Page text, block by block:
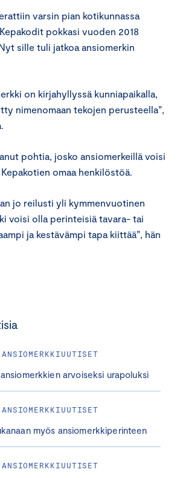
arvoiseksi urapoluksi
myös ansiomerkkiperinteen
varsin pian kotikunnassa
pokkasi vuoden 2018
sille tuli jatkoa ansiomerkin
on kirjahyllyssä kunniapaikalla,
nimenomaan tekojen perusteella”,
pohtia, josko ansiomerkeillä voisi
omaa henkilöstöä.
jo reilusti yli kymmenvuotinen
voisi olla perinteisiä tavara- tai
ja kestävämpi tapa kiittää”, hän